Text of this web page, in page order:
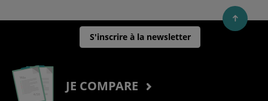
S'inscrire à la newsletter
JE COMPARE